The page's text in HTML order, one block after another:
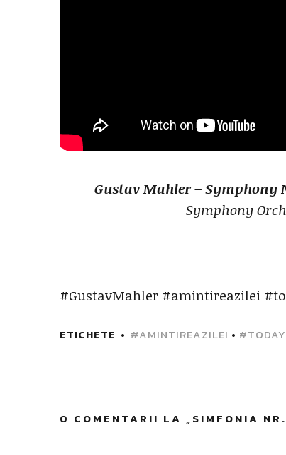
Gustav Mahler – Symphony
Symphony
#GustavMahler #amintireazilei
ETICHETE #AMINTIREAZILEI •
0 COMENTARII LA „SIMFONIA